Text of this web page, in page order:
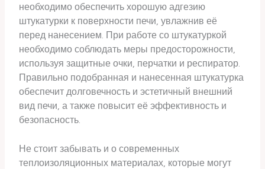
необходимо обеспечить хорошую адгезию
штукатурки к поверхности печи, увлажнив её
перед нанесением. При работе со штукатуркой
необходимо соблюдать меры предосторожности,
используя защитные очки, перчатки и респиратор.
Правильно подобранная и нанесенная штукатурка
обеспечит долговечность и эстетичный внешний
вид печи, а также повысит её эффективность и
безопасность.
Не стоит забывать и о современных
теплоизоляционных материалах, которые могут